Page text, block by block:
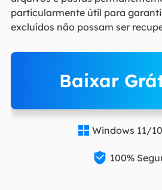
particularmente útil para
excluídos não possam ser
Baixar
 Windows 11/
 100%